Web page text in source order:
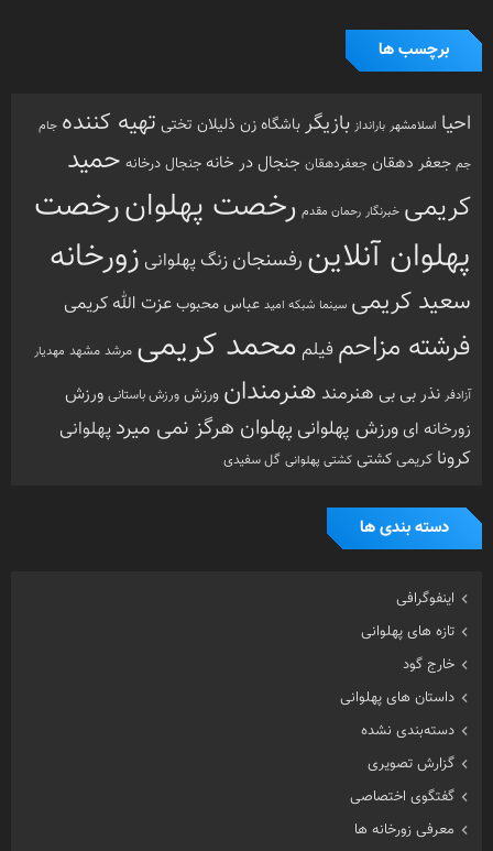
برچسب ها
احیا اسلامشهر بارانداز بازیگرباشگاه زن ذلیلان تختی تهیه کننده جام
جم جعفر دهقان جعفردهقان جنجال در خانه جنجال درخانه حمید
کریمی خبرنگار رحمان مقدم رخصت پهلوانرخصت
پهلوان آنلاین رفسنجان زنگ پهلوانی زورخانه
سعید کریمی سینما شبکه امید عباس محبوبعزت الله کریمی
فرشته مزاحمفیلم محمد کریمی مرشد مشهد مهدیار
آزادفر نذر بی بی هنرمند هنرمندان ورزش ورزش باستانی ورزش
زورخانه ای ورزش پهلوانی پهلوان هرگز نمی میرد پهلوانی
کرونا کریمی کشتی کشتی پهلوانی گل سفیدی
دسته بندی ها
اینفوگرافی
تازه های پهلوانی
خارج گود
داستان های پهلوانی
دسته‌بندی نشده
گزارش تصویری
گفتگوی اختصاصی
معرفی زورخانه ها